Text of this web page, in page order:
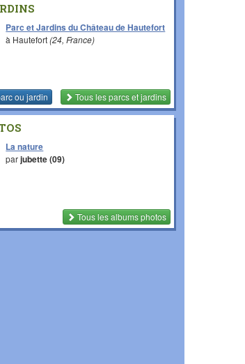
Parc et Jardins du Château de Hautefort
à Hautefort(24, France)
ou jardin Tous les parcs et jardins
La nature
parjubette (09)
Tous les albums photos